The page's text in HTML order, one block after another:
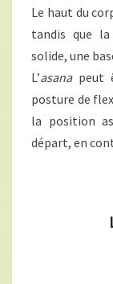
Le haut du
tandis que
solide, une
L’asanapeut
posture de
la position
départ, en